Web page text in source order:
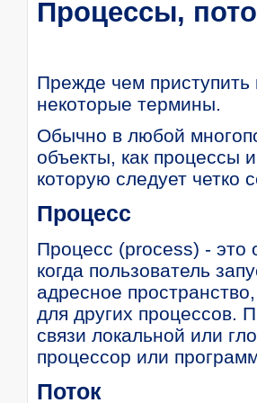
Процессы,
Прежде чем приступить
некоторые термины.
Обычно в любой
объекты, как процессы
которую следует четко
Процесс
Процесс (process) - это
когда пользователь
адресное
для других процессов.
связи локальной или
процессор или
Поток